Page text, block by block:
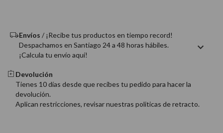
Envíos / ¡Recibe tus productos en tiempo record!
Despachamos en Santiago 24 a 48 horas hábiles.
¡Calcula tu envío aquí!
Devolución
Tienes 10 días desde que recibes tu pedido para hacer la
devolución.
Aplican restricciones, revisar nuestras politicas de retracto.